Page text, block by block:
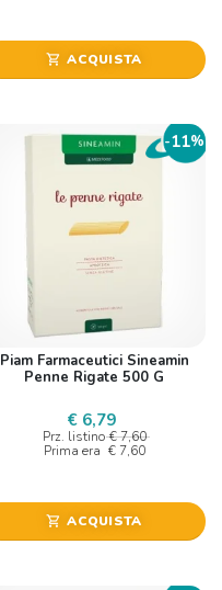
shopping_cart ACQUISTA
-11%
Piam Farmaceutici Sineamin
Penne Rigate 500 G
€ 6,79
Prz. listino € 7,60
Prima era € 7,60
shopping_cart ACQUISTA